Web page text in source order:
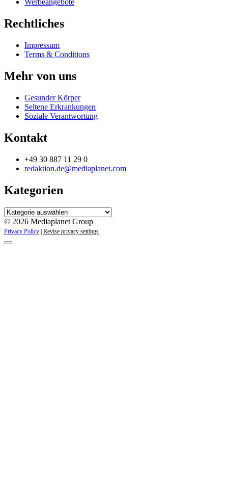
Werbeangebote
Rechtliches
Impressum
Terms & Conditions
Mehr von uns
Gesunder Körper
Seltene Erkrankungen
Soziale Verantwortung
Kontakt
+49 30 887 11 29 0
redaktion.de@mediaplanet.com
Kategorien
Kategorien
© 2026 Mediaplanet Group
Privacy Policy | Revise privacy settings